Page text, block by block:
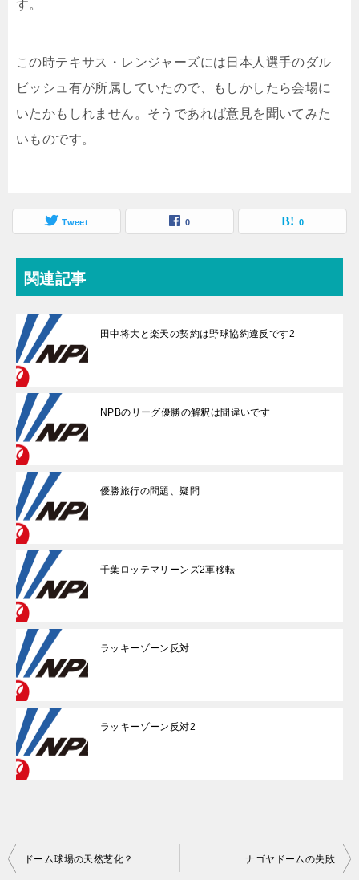
す。
この時テキサス・レンジャーズには日本人選手のダル
ビッシュ有が所属していたので、もしかしたら会場に
いたかもしれません。そうであれば意見を聞いてみた
いものです。
Tweet 0 0
関連記事
田中将大と楽天の契約は野球協約違反です2
NPBのリーグ優勝の解釈は間違いです
優勝旅行の問題、疑問
千葉ロッテマリーンズ2軍移転
ラッキーゾーン反対
ラッキーゾーン反対2
投
ドーム球場の天然芝化？ ナゴヤドームの失敗